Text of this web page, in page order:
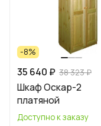
-8%
35 640 ₽ 38 323 ₽
Шкаф Оскар-2
платяной
Доступно к заказу